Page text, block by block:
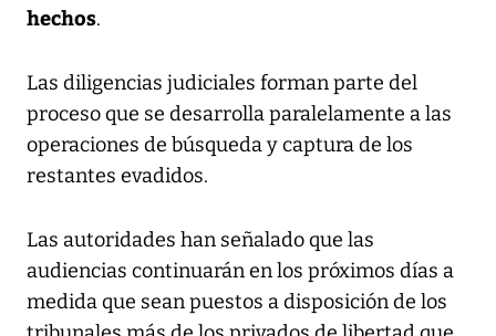
hechos.
Las diligencias judiciales forman parte del
proceso que se desarrolla paralelamente a las
operaciones de búsqueda y captura de los
restantes evadidos.
Las autoridades han señalado que las
audiencias continuarán en los próximos días a
medida que sean puestos a disposición de los